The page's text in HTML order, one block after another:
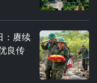
：赓续
良传